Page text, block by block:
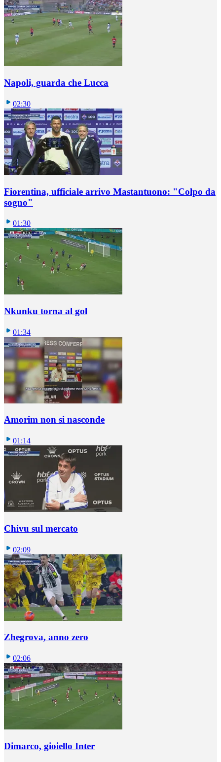
Napoli, guarda che Lucca
02:30
Fiorentina, ufficiale arrivo Mastantuono: "Colpo da
sogno"
01:30
Nkunku torna al gol
01:34
Amorim non si nasconde
01:14
Chivu sul mercato
02:09
Zhegrova, anno zero
02:06
Dimarco, gioiello Inter